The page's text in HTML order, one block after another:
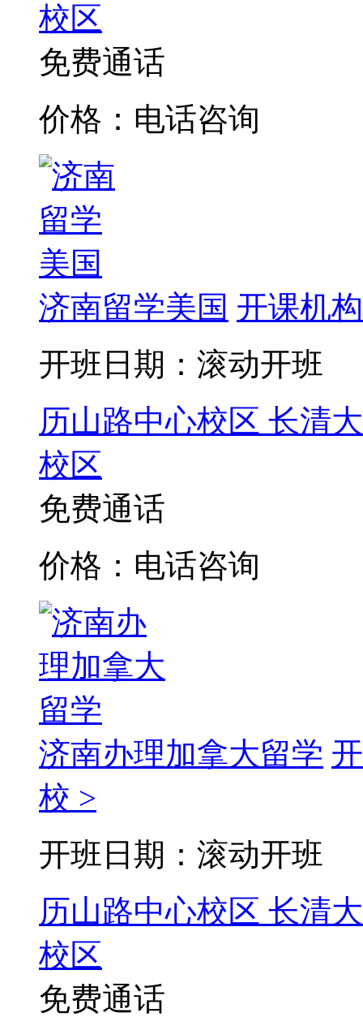
校区
免费通话
价格：电话咨询
济南留学美国 开课机
开班日期：滚动开班
历山路中心校区 长清
校区
免费通话
价格：电话咨询
济南办理加拿大留学
校 >
开班日期：滚动开班
历山路中心校区 长清
校区
免费通话